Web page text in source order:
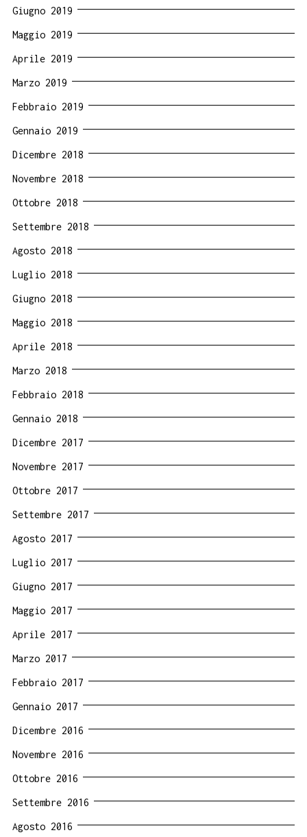
Giugno 2019
Maggio 2019
Aprile 2019
Marzo 2019
Febbraio 2019
Gennaio 2019
Dicembre 2018
Novembre 2018
Ottobre 2018
Settembre 2018
Agosto 2018
Luglio 2018
Giugno 2018
Maggio 2018
Aprile 2018
Marzo 2018
Febbraio 2018
Gennaio 2018
Dicembre 2017
Novembre 2017
Ottobre 2017
Settembre 2017
Agosto 2017
Luglio 2017
Giugno 2017
Maggio 2017
Aprile 2017
Marzo 2017
Febbraio 2017
Gennaio 2017
Dicembre 2016
Novembre 2016
Ottobre 2016
Settembre 2016
Agosto 2016